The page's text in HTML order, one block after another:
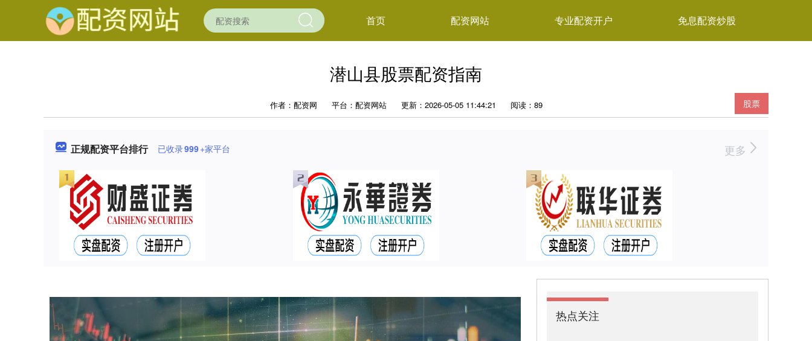
首页 配资网站 专业配资开户 免息配资炒股
潜山县股票配资指南
股票
作者：配资网 平台：配资网站 更新：2026-05-05 11:44:21 阅读：89
正规配资平台排行 已收录999+家平台 更多
热点关注